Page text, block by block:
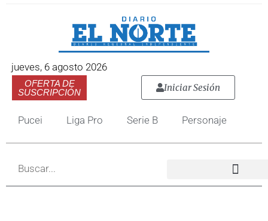
jueves, 6 agosto 2026
OFERTA DE
SUSCRIPCIÓN
Iniciar Sesión
Pucei Liga Pro Serie B Personaje